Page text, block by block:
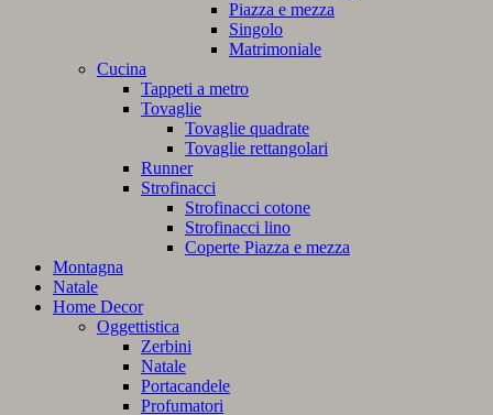
Piazza e mezza
Singolo
Matrimoniale
Cucina
Tappeti a metro
Tovaglie
Tovaglie quadrate
Tovaglie rettangolari
Runner
Strofinacci
Strofinacci cotone
Strofinacci lino
Coperte Piazza e mezza
Montagna
Natale
Home Decor
Oggettistica
Zerbini
Natale
Portacandele
Profumatori